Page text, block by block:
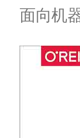
面向机